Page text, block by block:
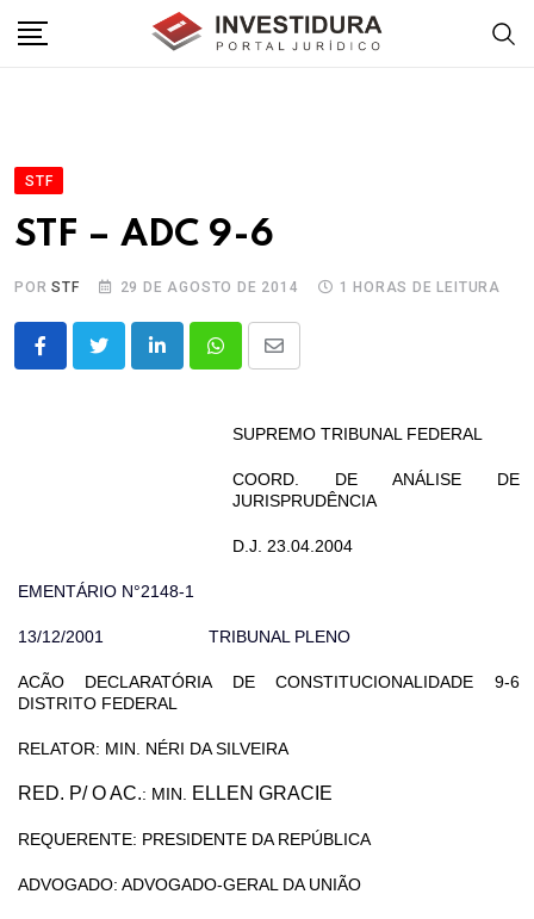
STF
STF – ADC 9-6
PORSTF 29 DE AGOSTO DE 2014 1 HORAS DE LEITURA
LinkedInWhatsappShare
Email
SUPREMO TRIBUNAL FEDERAL
COORD. DE ANÁLISE DE
JURISPRUDÊNCIA
D.J. 23.04.2004
EMENTÁRIO N°2148-1
13/12/2001 TRIBUNAL PLENO
ACÃO DECLARATÓRIA DE CONSTITUCIONALIDADE 9-6
DISTRITO FEDERAL
RELATOR: MIN. NÉRI DA SILVEIRA
RED. P/ O AC.: MIN. ELLEN GRACIE
REQUERENTE: PRESIDENTE DA REPÚBLICA
ADVOGADO: ADVOGADO-GERAL DA UNIÃO